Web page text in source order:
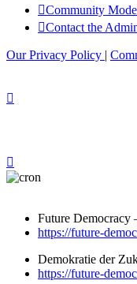
Community
Contact the
Our Privacy Policy |
Future
https://future-
Demokratie der
https://future-